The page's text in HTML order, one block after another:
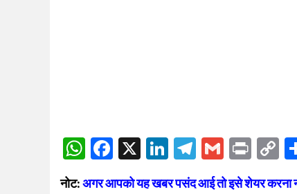
WhatsApp
Facebook
X LinkedIn
Telegram
Gmail
नोट:अगर आपको यह खबर पसंद आई तो इसे शेयर करना